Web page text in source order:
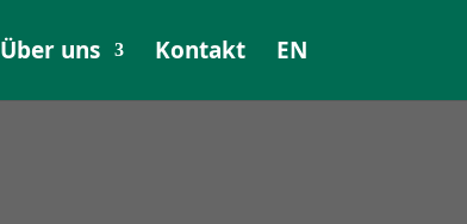
Über uns Kontakt EN